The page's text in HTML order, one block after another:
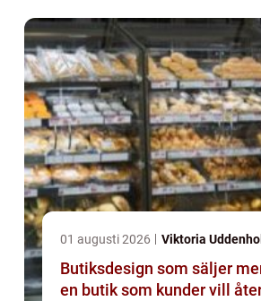
01 augusti 2026 Viktoria
Butiksdesign som säljer
en butik som kunder vill